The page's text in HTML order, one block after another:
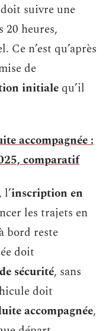
suivre une
20 heures,
Ce n’est qu’après
de
initiale qu’il
accompagnée :
comparatif
inscription en
les trajets en
bord reste
doit
sécurité, sans
doit
accompagnée,